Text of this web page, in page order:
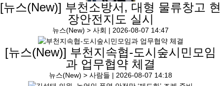
[뉴스(New)] 부천소방서, 대형 물류창고 현
장안전지도 실시
뉴스(New) > 사회 | 2026-08-07 14:47
[뉴스(New)] 부천지속협-도시숲시민모임
과 업무협약 체결
뉴스(New) > 사람들 | 2026-08-07 14:18